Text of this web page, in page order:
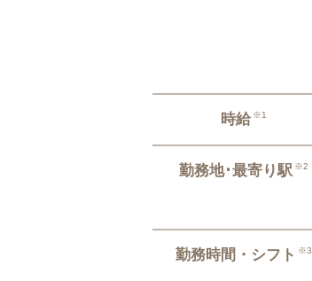
時給 ※1
勤務地･最寄り駅 ※2
勤務時間・シフト ※3